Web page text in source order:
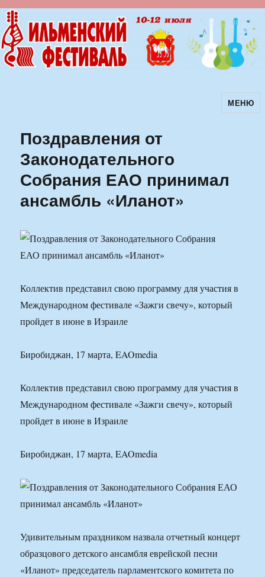
Ильменский фестиваль авторскойМЕНЮ
Поздравления от
Законодательного
Собрания ЕАО принимал
ансамбль «Иланот»
Коллектив представил свою программу для участия в
Международном фестивале «Зажги свечу», который
пройдет в июне в Израиле
Биробиджан, 17 марта, EAOmedia
Коллектив представил свою программу для участия в
Международном фестивале «Зажги свечу», который
пройдет в июне в Израиле
Биробиджан, 17 марта, EAOmedia
Удивительным праздником назвала отчетный концерт
образцового детского ансамбля еврейской песни
«Иланот» председатель парламентского комитета по